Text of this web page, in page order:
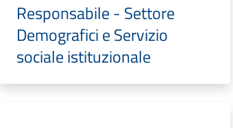
Responsabile - Settore
Demografici e Servizio
sociale istituzionale